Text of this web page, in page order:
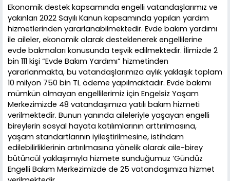
Ekonomik destek kapsamında engelli vatandaşlarımız ve
yakınları 2022 Sayılı Kanun kapsamında yapılan yardım
hizmetlerinden yararlanabilmektedir. Evde bakım yardımı
ile aileler, ekonomik olarak desteklenerek engellilerine
evde bakmaları konusunda teşvik edilmektedir. İlimizde 2
bin 111 kişi “Evde Bakım Yardımı” hizmetinden
yararlanmakta, bu vatandaşlarımıza aylık yaklaşık toplam
10 milyon 750 bin TL ödeme yapılmaktadır. Evde bakımı
mümkün olmayan engellilerimiz için Engelsiz Yaşam
Merkezimizde 48 vatandaşımıza yatılı bakım hizmeti
verilmektedir. Bunun yanında aileleriyle yaşayan engelli
bireylerin sosyal hayata katılımlarının arttırılmasına,
yaşam standartlarının iyileştirilmesine, istihdam
edilebilirliklerinin artırılmasına yönelik olarak aile-birey
bütüncül yaklaşımıyla hizmete sunduğumuz ‘Gündüz
Engelli Bakım Merkezimizde de 25 vatandaşımıza hizmet